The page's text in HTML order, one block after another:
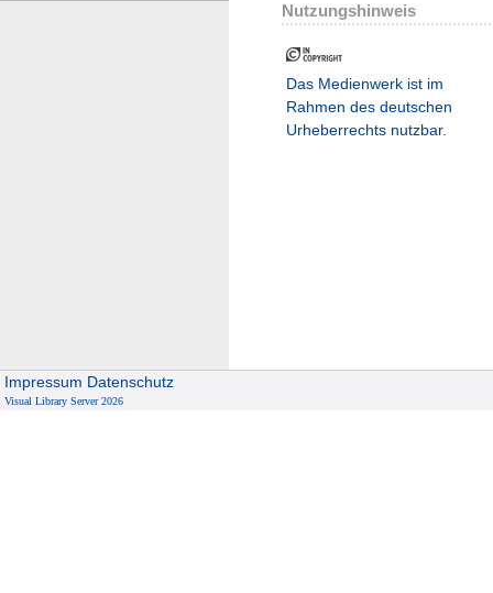
Nutzungshinweis
Das Medienwerk ist im
Rahmen des deutschen
Urheberrechts nutzbar.
Impressum Datenschutz
Visual Library Server 2026